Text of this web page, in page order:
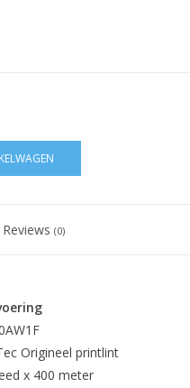
Reviews (0)
Origineel printlint
x 400 meter